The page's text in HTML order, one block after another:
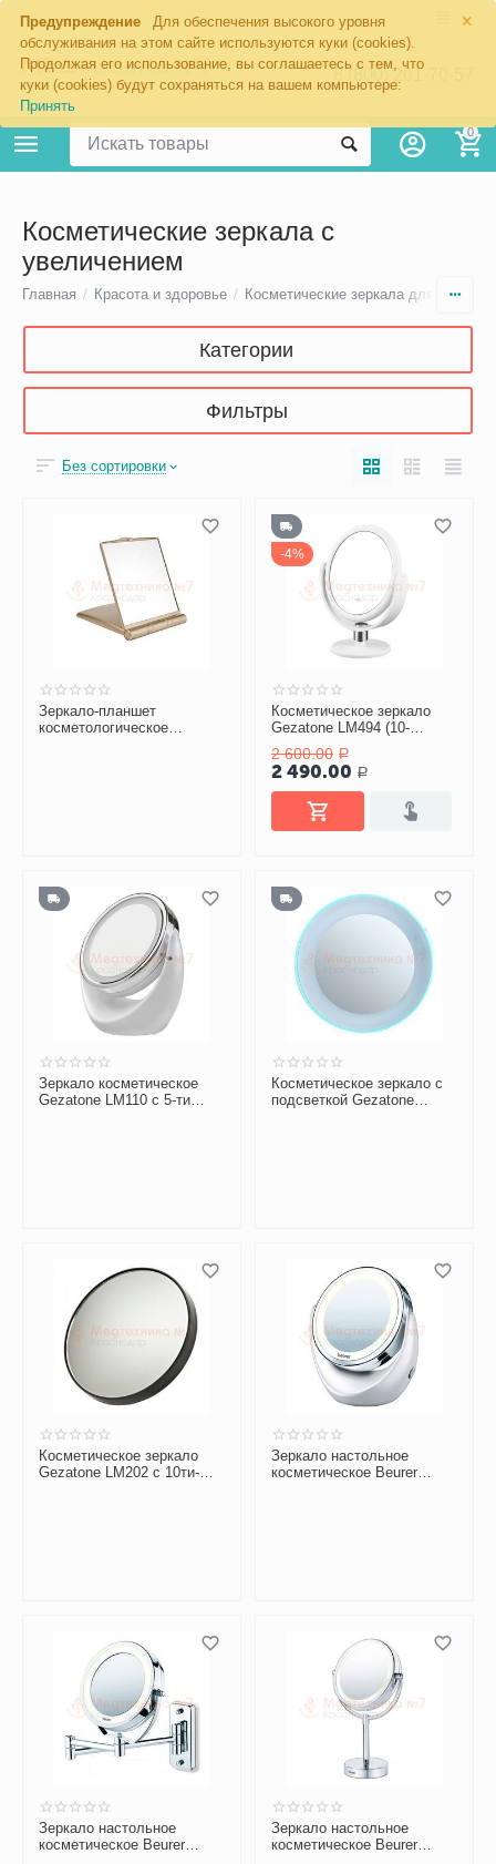
×
Предупреждение
Для обеспечения высокого уровня
обслуживания на этом сайте используются куки (cookies).
Продолжая его использование, вы соглашаетесь с тем, что
куки (cookies) будут сохраняться на вашем компьютере:
Принять
8 (800) 201-70-57
0
Косметические зеркала с
увеличением
Главная / Красота и здоровье / Косметические зеркала для макияжа
Категории
Фильтры
Без сортировки
Зеркало-планшет
косметологическое
4%
Косметическое зеркало
Gezatone LM494 (10-
кратное увеличение)
2 600.00 Р
2 490.00 Р
Зеркало косметическое
Gezatone LM110 с 5-ти
Косметическое зеркало с
подсветкой Gezatone
Косметическое зеркало
Gezatone LM202 с 10ти-
Зеркало настольное
косметическое Beurer
Зеркало настольное
косметическое Beurer
Зеркало настольное
косметическое Beurer